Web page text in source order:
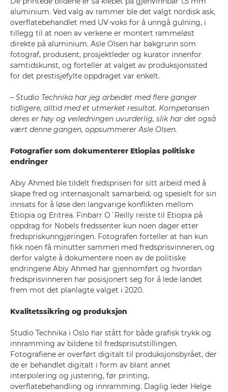
aluminium. Ved valg av rammer ble det valgt nordisk ask,
overflatebehandlet med UV-voks for å unngå gulning, i
tillegg til at noen av verkene er montert rammeløst
direkte på aluminium. Asle Olsen har bakgrunn som
fotograf, produsent, prosjektleder og kurator innenfor
samtidskunst, og forteller at valget av produksjonssted
for det prestisjefylte oppdraget var enkelt.
– Studio Technika har jeg arbeidet med flere ganger
tidligere, alltid med et utmerket resultat. Kompetansen
deres er høy og veiledningen uvurderlig, slik har det også
vært denne gangen, oppsummerer Asle Olsen.
Fotografier som dokumenterer Etiopias politiske
endringer
Abiy Ahmed ble tildelt fredsprisen for sitt arbeid med å
skape fred og internasjonalt samarbeid, og spesielt for sin
innsats for å løse den langvarige konflikten mellom
Etiopia og Eritrea. Finbarr O´Reilly reiste til Etiopia på
oppdrag for Nobels fredssenter kun noen dager etter
fredspriskunngjøringen. Fotografen forteller at han kun
fikk noen få minutter sammen med fredsprisvinneren, og
derfor valgte å dokumentere noen av de politiske
endringene Abiy Ahmed har gjennomført og hvordan
fredsprisvinneren har posisjonert seg for å lede landet
frem mot det planlagte valget i 2020.
Kvalitetssikring og produksjon
Studio Technika i Oslo har stått for både grafisk trykk og
innramming av bildene til fredsprisutstillingen.
Fotografiene er overført digitalt til produksjonsbyrået, der
de er behandlet digitalt i form av blant annet
interpolering og justering, før printing,
overflatebehandling og innramming. Daglig leder Helge